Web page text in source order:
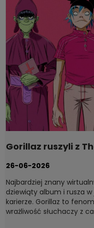
Gorillaz ruszyli z
26-06-2026
Najbardziej znany
dziewiąty album i rusza
karierze. Gorillaz to
wrażliwość słuchaczy z